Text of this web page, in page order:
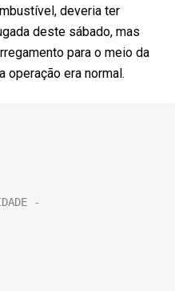
deveria ter
deste sábado, mas
para o meio da
operação era normal.